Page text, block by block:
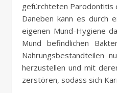
gefürchteten Parodontitis
Daneben kann es durch
eigenen Mund-Hygiene
Mund befindlichen
Nahrungsbestandteilen
herzustellen und mit
zerstören, sodass sich